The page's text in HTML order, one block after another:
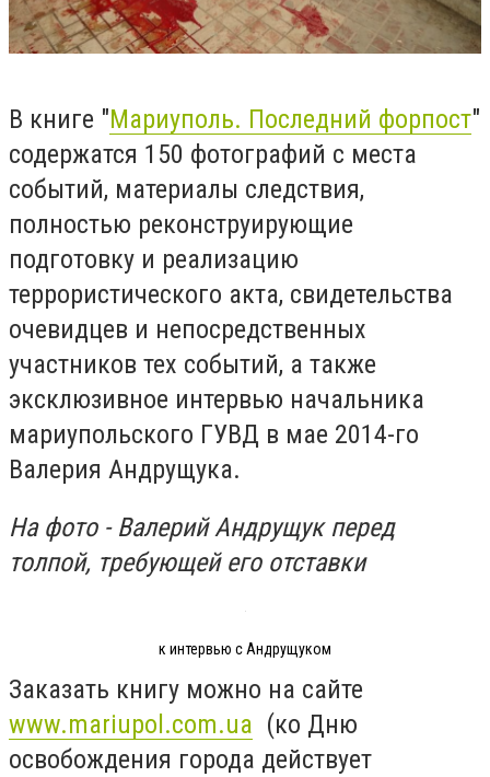
В книге "Мариуполь. Последний форпост"
содержатся 150 фотографий с места
событий, материалы следствия,
полностью реконструирующие
подготовку и реализацию
террористического акта, свидетельства
очевидцев и непосредственных
участников тех событий, а также
эксклюзивное интервью начальника
мариупольского ГУВД в мае 2014-го
Валерия Андрущука.
На фото - Валерий Андрущук перед
толпой, требующей его отставки
к интервью с Андрущуком
Заказать книгу можно на сайте
www.mariupol.com.ua (ко Дню
освобождения города действует